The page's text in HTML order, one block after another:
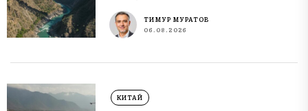
ТИМУР МУРАТОВ
06.08.2026
КИТАЙ